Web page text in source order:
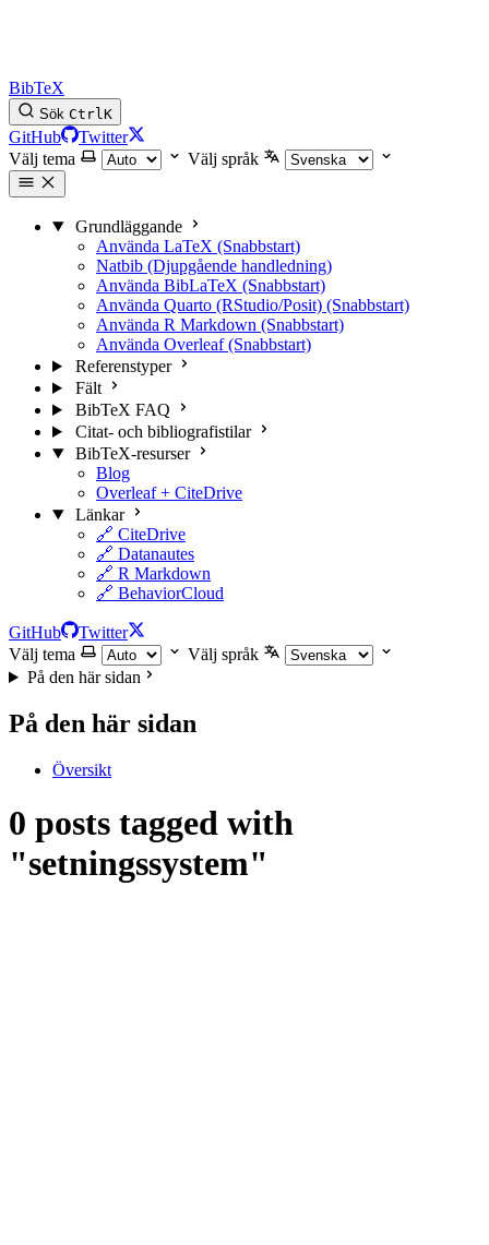
BibTeX
Sök CtrlK
GitHub
Twitter
Välj tema
Välj språk
Grundläggande
Använda LaTeX (Snabbstart)
Natbib (Djupgående handledning)
Använda BibLaTeX (Snabbstart)
Använda Quarto (RStudio/Posit) (Snabbstart)
Använda R Markdown (Snabbstart)
Använda Overleaf (Snabbstart)
Referenstyper
Fält
BibTeX FAQ
Citat- och bibliografistilar
BibTeX-resurser
Blog
Overleaf + CiteDrive
Länkar
🔗 CiteDrive
🔗 Datanautes
🔗 R Markdown
🔗 BehaviorCloud
GitHub
Twitter
Välj tema
Välj språk
På den här sidan
På den här sidan
Översikt
0 posts tagged with
"setningssystem"